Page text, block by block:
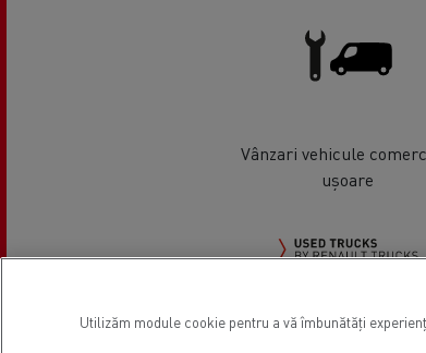
Vânzari vehicule
ușoare
Utilizăm module cookie pentru a vă îmbunătăți